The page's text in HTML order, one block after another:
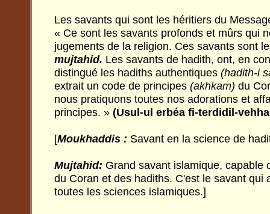
Les savants qui sont les héritiers du
« Ce sont les savants profonds et mûrs qui
jugements de la religion. Ces savants sont
mujtahid. Les savants de hadith, ont, en
distingué les hadiths authentiques (hadith-i
extrait un code de principes (akhkam) du
nous pratiquons toutes nos adorations et
principes. » (Usul-ul erbéa fi-terdidil-
[Moukhaddis : Savant en la science de
Mujtahid: Grand savant islamique, capable
du Coran et des hadiths. C'est le savant qui
toutes les sciences islamiques.]